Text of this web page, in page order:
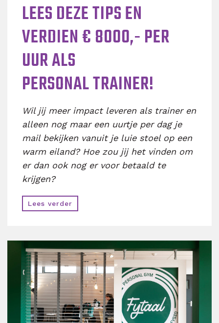
LEES DEZE TIPS EN
VERDIEN € 8000,- PER
UUR ALS
PERSONAL TRAINER!
Wil jij meer impact leveren als trainer en
alleen nog maar een uurtje per dag je
mail bekijken vanuit je luie stoel op een
warm eiland? Hoe zou jij het vinden om
er dan ook nog er voor betaald te
krijgen?
Lees verder